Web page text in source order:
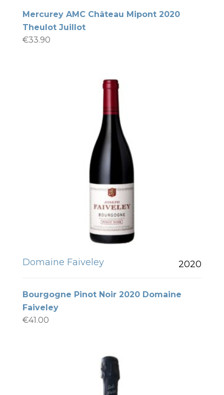
Mercurey AMC Château Mipont 2020
Theulot Juillot
€33.90
Domaine Faiveley 2020
Bourgogne Pinot Noir 2020 Domaine
Faiveley
€41.00